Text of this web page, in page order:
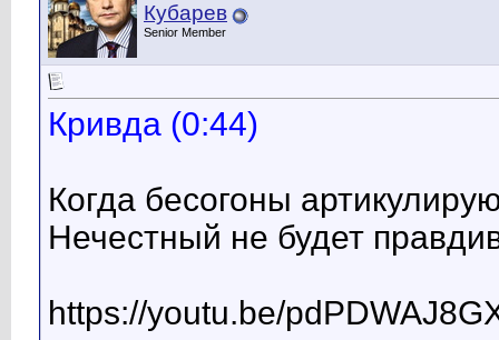
Кубарев
Senior Member
Кривда (0:44)
Когда бесогоны
Нечестный не будет
https://youtu.be/